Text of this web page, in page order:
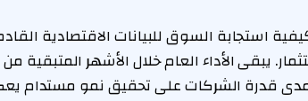
كيفية استجابة السوق للبيانات الاقتصادية
يبقى الأداء العام خلال الأشهر المتبقية من
ومدى قدرة الشركات على تحقيق نمو مستدام